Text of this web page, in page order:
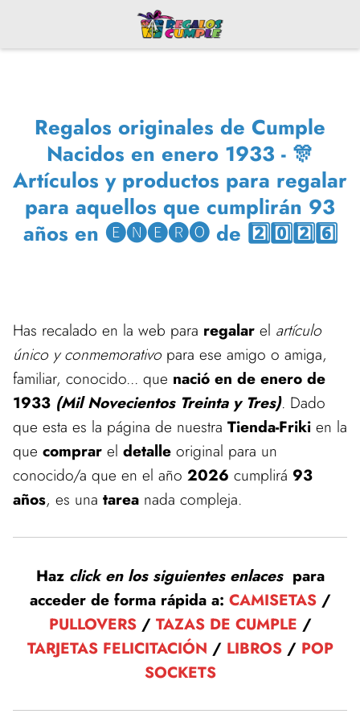
Regalos originales de Cumple
Nacidos en enero 1933 - 🎊
Artículos y productos para regalar
para aquellos que cumplirán 93
años en 🅔🅝🅔🅡🅞 de 2️⃣0️⃣2️⃣6️⃣
Has recalado en la web para regalar el artículo
único y conmemorativo para ese amigo o amiga,
familiar, conocido... que nació en de enero de
1933 (Mil Novecientos Treinta y Tres). Dado
que esta es la página de nuestra Tienda-Friki en la
que comprar el detalle original para un
conocido/a que en el año 2026 cumplirá 93
años, es una tarea nada compleja.
Haz click en los siguientes enlaces para
acceder de forma rápida a: CAMISETAS/
PULLOVERS/ TAZAS DE CUMPLE /
TARJETAS FELICITACIÓN / LIBROS/ POP
SOCKETS